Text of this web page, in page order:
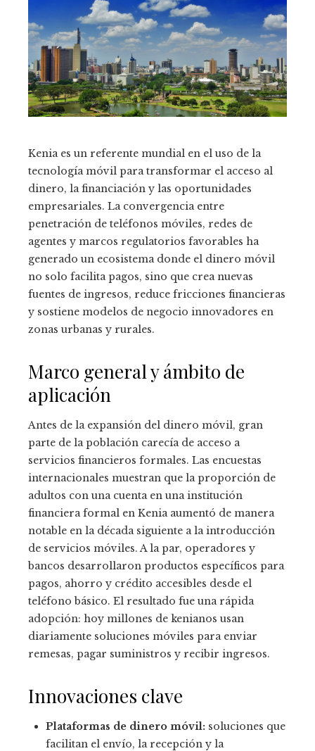
Kenia es un referente mundial en el uso de la
tecnología móvil para transformar el acceso al
dinero, la financiación y las oportunidades
empresariales. La convergencia entre
penetración de teléfonos móviles, redes de
agentes y marcos regulatorios favorables ha
generado un ecosistema donde el dinero móvil
no solo facilita pagos, sino que crea nuevas
fuentes de ingresos, reduce fricciones financieras
y sostiene modelos de negocio innovadores en
zonas urbanas y rurales.
Marco general y ámbito de
aplicación
Antes de la expansión del dinero móvil, gran
parte de la población carecía de acceso a
servicios financieros formales. Las encuestas
internacionales muestran que la proporción de
adultos con una cuenta en una institución
financiera formal en Kenia aumentó de manera
notable en la década siguiente a la introducción
de servicios móviles. A la par, operadores y
bancos desarrollaron productos específicos para
pagos, ahorro y crédito accesibles desde el
teléfono básico. El resultado fue una rápida
adopción: hoy millones de kenianos usan
diariamente soluciones móviles para enviar
remesas, pagar suministros y recibir ingresos.
Innovaciones clave
Plataformas de dinero móvil: soluciones que
facilitan el envío, la recepción y la